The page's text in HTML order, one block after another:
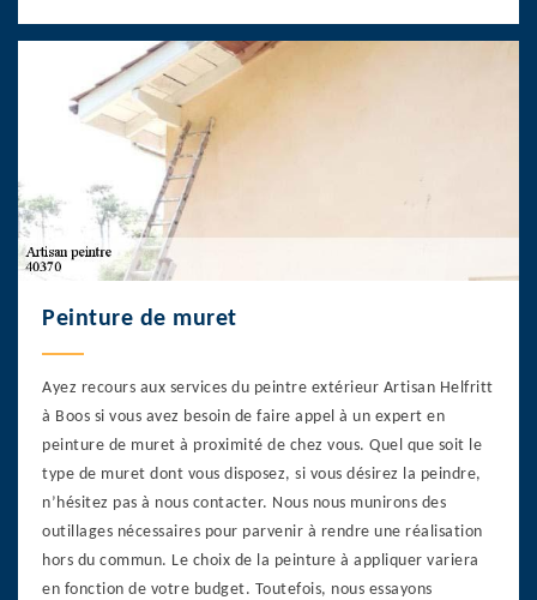
Peinture de muret
Ayez recours aux services du peintre extérieur Artisan Helfritt
à Boos si vous avez besoin de faire appel à un expert en
peinture de muret à proximité de chez vous. Quel que soit le
type de muret dont vous disposez, si vous désirez la peindre,
n’hésitez pas à nous contacter. Nous nous munirons des
outillages nécessaires pour parvenir à rendre une réalisation
hors du commun. Le choix de la peinture à appliquer variera
en fonction de votre budget. Toutefois, nous essayons